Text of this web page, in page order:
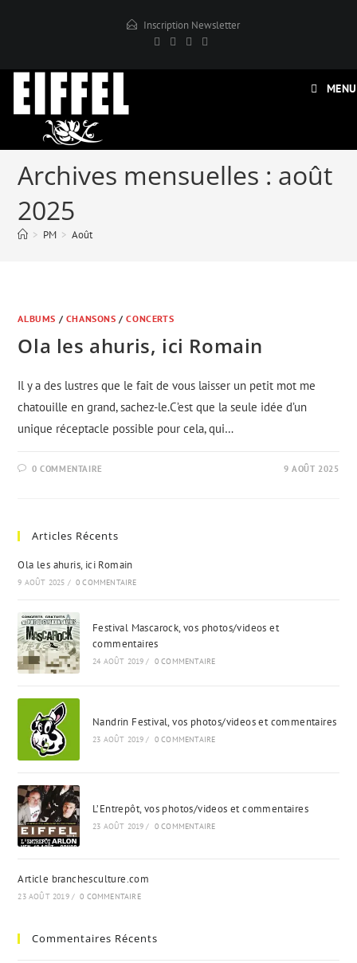
Inscription Newsletter
MENU
Archives mensuelles : août
2025
> PM > Août
ALBUMS / CHANSONS /CONCERTS
Ola les ahuris, ici Romain
Il y a des lustres que le fait de vous laisser un petit mot me
chatouille en grand, sachez-le.C’est que la seule idée d’un
unique réceptacle possible pour cela, qui…
0 COMMENTAIRE 9 AOÛT 2025
Articles Récents
Ola les ahuris, ici Romain
9 AOÛT 2025 / 0 COMMENTAIRE
Festival Mascarock, vos photos/videos et
commentaires
24 AOÛT 2019 / 0 COMMENTAIRE
Nandrin Festival, vos photos/videos et commentaires
23 AOÛT 2019 / 0 COMMENTAIRE
L’Entrepôt, vos photos/videos et commentaires
23 AOÛT 2019 / 0 COMMENTAIRE
Article branchesculture.com
23 AOÛT 2019 / 0 COMMENTAIRE
Commentaires Récents